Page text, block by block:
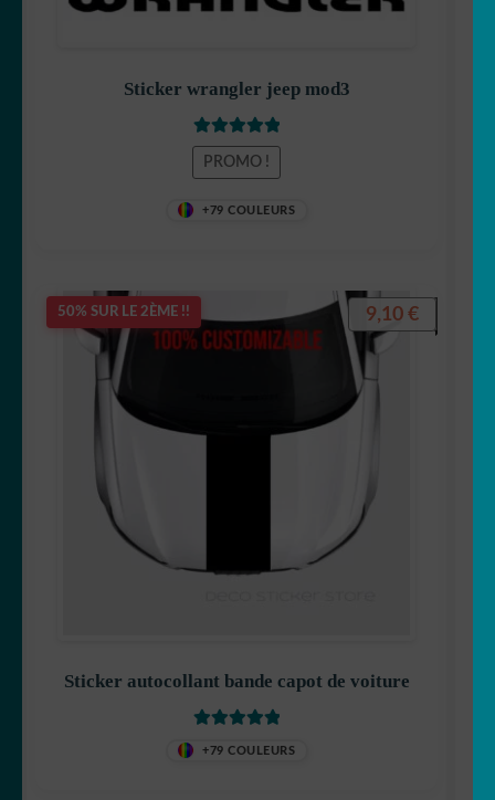
Sticker wrangler jeep mod3
Note5.00sur
5
PROMO !
+79 COULEURS
50% SUR LE 2ÈME !!
Sticker autocollant bande capot de voiture
+79 COULEURS
9,10 €